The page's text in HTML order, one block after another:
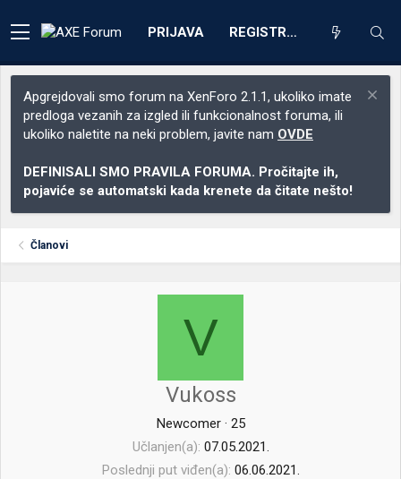
PRIJAVA REGISTRACIJA
Apgrejdovali smo forum na XenForo 2.1.1, ukoliko imate
predloga vezanih za izgled ili funkcionalnost foruma, ili
ukoliko naletite na neki problem, javite nam OVDE
DEFINISALI SMO PRAVILA FORUMA. Pročitajte ih,
pojaviće se automatski kada krenete da čitate nešto!
Članovi
V
Vukoss
Newcomer · 25
Učlanjen(a) 07.05.2021.
Poslednji put viđen(a) 06.06.2021.